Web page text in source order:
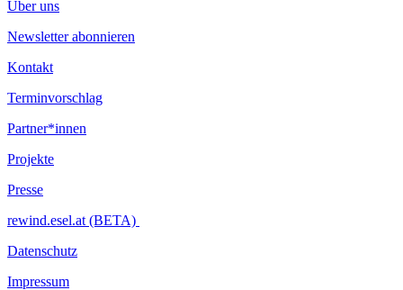
Über uns
Newsletter abonnieren
Kontakt
Terminvorschlag
Partner*innen
Projekte
Presse
rewind.esel.at (BETA)
Datenschutz
Impressum